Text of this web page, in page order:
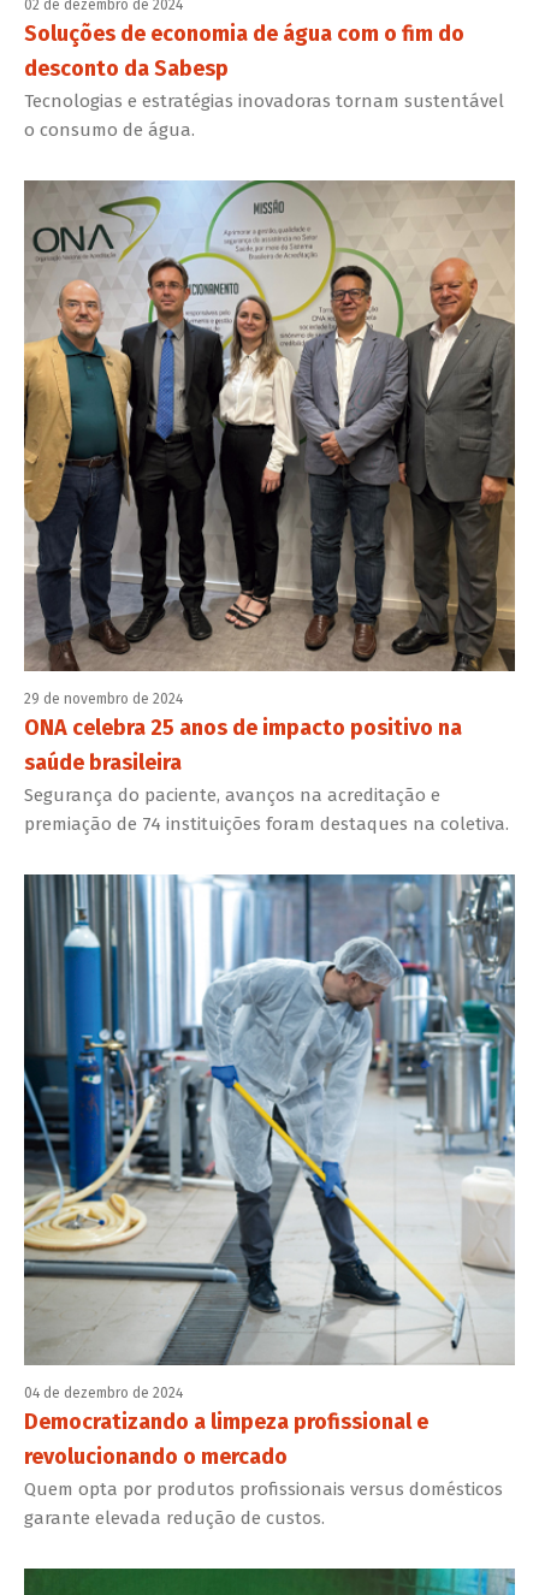
02 de dezembro de 2024
Soluções de economia de água com o fim do
desconto da Sabesp
Tecnologias e estratégias inovadoras tornam sustentável
o consumo de água.
29 de novembro de 2024
ONA celebra 25 anos de impacto positivo na
saúde brasileira
Segurança do paciente, avanços na acreditação e
premiação de 74 instituições foram destaques na coletiva.
04 de dezembro de 2024
Democratizando a limpeza profissional e
revolucionando o mercado
Quem opta por produtos profissionais versus domésticos
garante elevada redução de custos.